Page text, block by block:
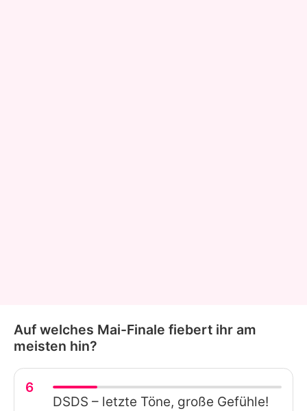
Auf welches Mai-Finale fiebert ihr am
meisten hin?
6
DSDS – letzte Töne, große Gefühle!